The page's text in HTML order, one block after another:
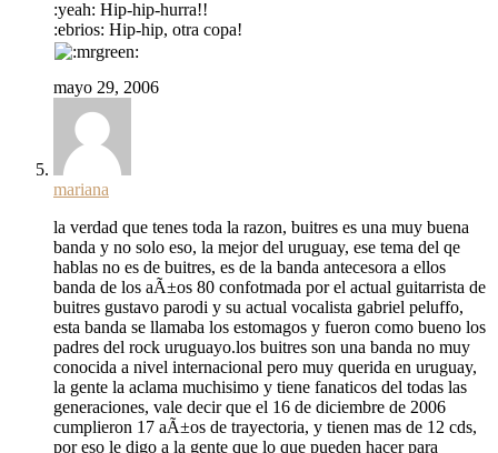
:yeah: Hip-hip-hurra!!
:ebrios: Hip-hip, otra copa!
mayo 29, 2006
mariana
la verdad que tenes toda la razon, buitres es una muy buena
banda y no solo eso, la mejor del uruguay, ese tema del qe
hablas no es de buitres, es de la banda antecesora a ellos
banda de los aÃ±os 80 confotmada por el actual guitarrista de
buitres gustavo parodi y su actual vocalista gabriel peluffo,
esta banda se llamaba los estomagos y fueron como bueno los
padres del rock uruguayo.los buitres son una banda no muy
conocida a nivel internacional pero muy querida en uruguay,
la gente la aclama muchisimo y tiene fanaticos del todas las
generaciones, vale decir que el 16 de diciembre de 2006
cumplieron 17 aÃ±os de trayectoria, y tienen mas de 12 cds,
por eso le digo a la gente que lo que pueden hacer para